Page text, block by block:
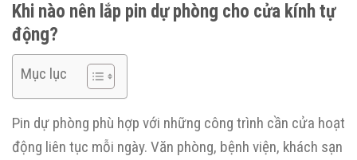
Khi nào nên lắp pin dự phòng cho cửa kính tự
động?
Mục lục
Pin dự phòng phù hợp với những công trình cần cửa hoạt
động liên tục mỗi ngày. Văn phòng, bệnh viện, khách sạn